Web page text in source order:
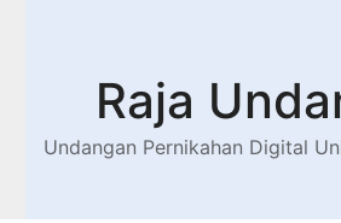
Raja
Undangan Pernikahan Digital